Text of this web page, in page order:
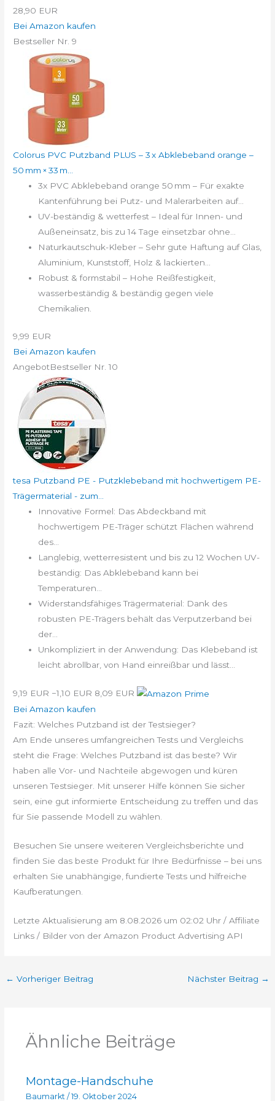
28,90 EUR
Bei Amazon kaufen
Bestseller Nr. 9
Colorus PVC Putzband PLUS – 3 x Abklebeband orange –
50 mm × 33 m...
3x PVC Abklebeband orange 50 mm – Für exakte
Kantenführung bei Putz- und Malerarbeiten auf...
UV-beständig & wetterfest – Ideal für Innen- und
Außeneinsatz, bis zu 14 Tage einsetzbar ohne...
Naturkautschuk-Kleber – Sehr gute Haftung auf Glas,
Aluminium, Kunststoff, Holz & lackierten...
Robust & formstabil – Hohe Reißfestigkeit,
wasserbeständig & beständig gegen viele
Chemikalien.
9,99 EUR
Bei Amazon kaufen
AngebotBestseller Nr. 10
tesa Putzband PE - Putzklebeband mit hochwertigem PE-
Trägermaterial - zum...
Innovative Formel: Das Abdeckband mit
hochwertigem PE-Träger schützt Flächen während
des...
Langlebig, wetterresistent und bis zu 12 Wochen UV-
beständig: Das Abklebeband kann bei
Temperaturen...
Widerstandsfähiges Trägermaterial: Dank des
robusten PE-Trägers behält das Verputzerband bei
der...
Unkompliziert in der Anwendung: Das Klebeband ist
leicht abrollbar, von Hand einreißbar und lässt...
9,19 EUR −1,10 EUR 8,09 EUR
Bei Amazon kaufen
Fazit: Welches Putzband ist der Testsieger?
Am Ende unseres umfangreichen Tests und Vergleichs
steht die Frage: Welches Putzband ist das beste? Wir
haben alle Vor- und Nachteile abgewogen und küren
unseren Testsieger. Mit unserer Hilfe können Sie sicher
sein, eine gut informierte Entscheidung zu treffen und das
für Sie passende Modell zu wählen.
Besuchen Sie unsere weiteren Vergleichsberichte und
finden Sie das beste Produkt für Ihre Bedürfnisse – bei uns
erhalten Sie unabhängige, fundierte Tests und hilfreiche
Kaufberatungen.
Letzte Aktualisierung am 8.08.2026 um 02:02 Uhr / Affiliate
Links / Bilder von der Amazon Product Advertising API
← Vorheriger Beitrag Nächster Beitrag →
Ähnliche Beiträge
Montage-Handschuhe
Baumarkt/ 19. Oktober 2024